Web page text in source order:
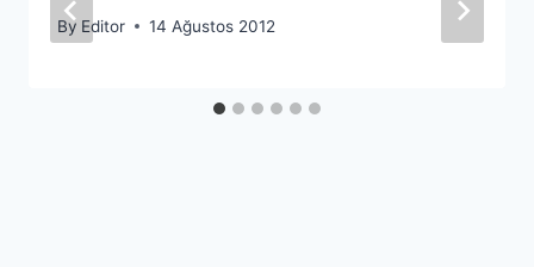
By Editor 14 Ağustos 2012